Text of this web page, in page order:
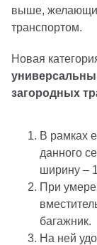
выше,
транспортом.
Новая
загородных
В рамках
данного
ширину –
При
багажник.
На ней